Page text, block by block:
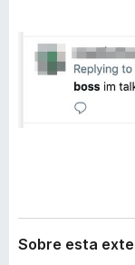
Sobre esta